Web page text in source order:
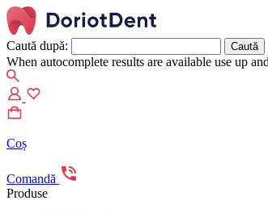
Caută după:
When autocomplete results are available use up
Coș
Comandă
Produse